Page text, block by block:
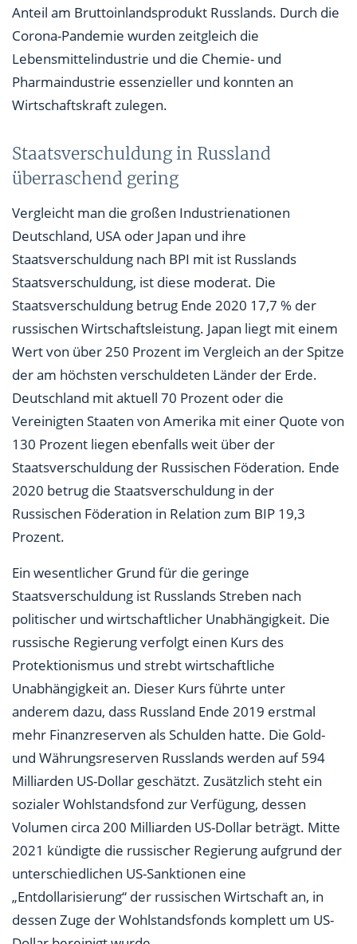
Anteil am Bruttoinlandsprodukt Russlands. Durch die
Corona-Pandemie wurden zeitgleich die
Lebensmittelindustrie und die Chemie- und
Pharmaindustrie essenzieller und konnten an
Wirtschaftskraft zulegen.
Staatsverschuldung in Russland
überraschend gering
Vergleicht man die großen Industrienationen
Deutschland, USA oder Japan und ihre
Staatsverschuldung nach BPI mit ist Russlands
Staatsverschuldung, ist diese moderat. Die
Staatsverschuldung betrug Ende 2020 17,7 % der
russischen Wirtschaftsleistung. Japan liegt mit einem
Wert von über 250 Prozent im Vergleich an der Spitze
der am höchsten verschuldeten Länder der Erde.
Deutschland mit aktuell 70 Prozent oder die
Vereinigten Staaten von Amerika mit einer Quote von
130 Prozent liegen ebenfalls weit über der
Staatsverschuldung der Russischen Föderation. Ende
2020 betrug die Staatsverschuldung in der
Russischen Föderation in Relation zum BIP 19,3
Prozent.
Ein wesentlicher Grund für die geringe
Staatsverschuldung ist Russlands Streben nach
politischer und wirtschaftlicher Unabhängigkeit. Die
russische Regierung verfolgt einen Kurs des
Protektionismus und strebt wirtschaftliche
Unabhängigkeit an. Dieser Kurs führte unter
anderem dazu, dass Russland Ende 2019 erstmal
mehr Finanzreserven als Schulden hatte. Die Gold-
und Währungsreserven Russlands werden auf 594
Milliarden US-Dollar geschätzt. Zusätzlich steht ein
sozialer Wohlstandsfond zur Verfügung, dessen
Volumen circa 200 Milliarden US-Dollar beträgt. Mitte
2021 kündigte die russischer Regierung aufgrund der
unterschiedlichen US-Sanktionen eine
„Entdollarisierung“ der russischen Wirtschaft an, in
dessen Zuge der Wohlstandsfonds komplett um US-